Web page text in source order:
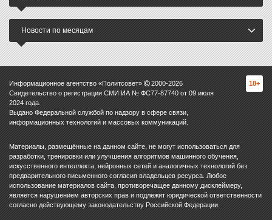
Новости по месяцам
Информационное агентство «Политсовет» 2000-2026
Свидетельство о регистрации СМИ ИА № ФС77-87740 от 09 июля
2024 года.
Выдано Федеральной службой по надзору в сфере связи,
информационных технологий и массовых коммуникаций.
18+
Материалы, размещённые на данном сайте, не могут использоваться для
разработки, тренировки или улучшения алгоритмов машинного обучения,
искусственного интеллекта, нейронных сетей и аналогичных технологий без
предварительного письменного согласия владельцев ресурса. Любое
использование материалов сайта, противоречащее данному дисклеймеру,
является нарушением авторских прав и подлежит юридической ответственности
согласно действующему законодательству Российской Федерации.